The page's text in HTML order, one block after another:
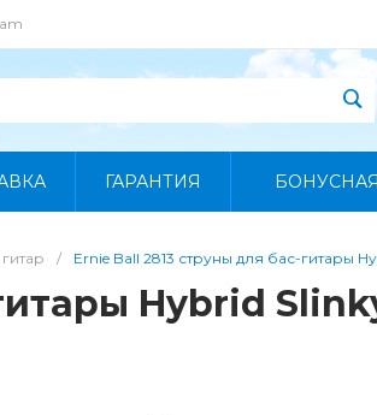
ГАРАНТИЯ
/ Ernie Ball 2813 струны для бас-гитары
Hybrid